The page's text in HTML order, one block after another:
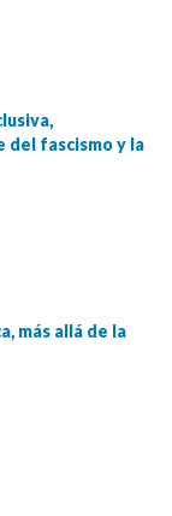
del fascismo y la
más allá de la